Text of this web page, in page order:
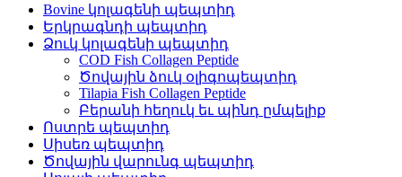
Bovine կոլագենի պեպտիդ
Երկրագնդի պեպտիդ
Ձուկ կոլագենի պեպտիդ
COD Fish Collagen Peptide
Ծովային ձուկ օլիգոպեպտիդ
Tilapia Fish Collagen Peptide
Բերանի հեղուկ եւ պինդ ըմպելիք
Ոստրե պեպտիդ
Սիսեռ պեպտիդ
Ծովային վարունգ պեպտիդ